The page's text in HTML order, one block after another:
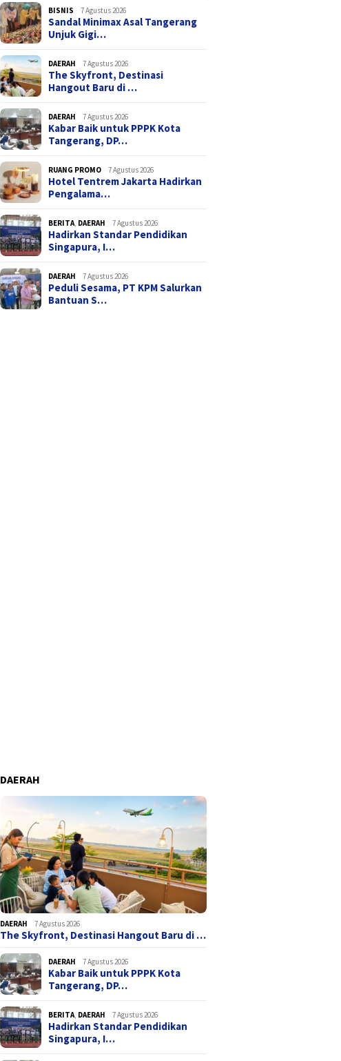
BISNIS 7 Agustus 2026
Sandal Minimax Asal Tangerang
Unjuk Gigi…
DAERAH 7 Agustus 2026
The Skyfront, Destinasi
Hangout Baru di …
DAERAH 7 Agustus 2026
Kabar Baik untuk PPPK Kota
Tangerang, DP…
RUANG PROMO 7 Agustus 2026
Hotel Tentrem Jakarta Hadirkan
Pengalama…
BERITA, DAERAH 7 Agustus 2026
Hadirkan Standar Pendidikan
Singapura, I…
DAERAH 7 Agustus 2026
Peduli Sesama, PT KPM Salurkan
Bantuan S…
DAERAH
DAERAH 7 Agustus 2026
The Skyfront, Destinasi Hangout Baru di …
DAERAH 7 Agustus 2026
Kabar Baik untuk PPPK Kota
Tangerang, DP…
BERITA, DAERAH 7 Agustus 2026
Hadirkan Standar Pendidikan
Singapura, I…